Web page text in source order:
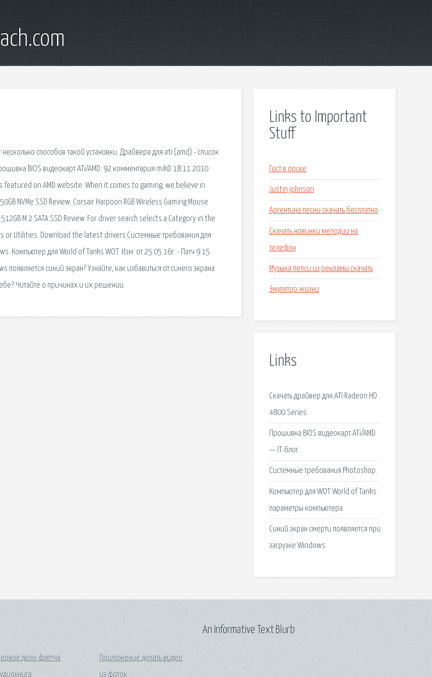
способов такой установки. Драйвера для ati (amd) - список
BIOS видеокарт ATi/AMD: 92 комментария mikD 18.11.2010.
featured on AMD website. When it comes to gaming, we believe in
NVMe SSD Review; Corsair Harpoon RGB Wireless Gaming Mouse
M.2 SATA SSD Review. For driver search selects a Category in the
Utilities. Download the latest drivers Системные требования для
Компьютер для World of Tanks WOT. Изм. от 25.05.16г. - Патч 9.15
появляется синий экран? Узнайте, как избавиться от синего экрана
Читайте о причинах и их решении.
Links to Important
Stuff
Гост в орске
Justin johnson
Аргентина песни скачать бесплатно
Скачать новинки мелодии на
телефон
Музыка пепси из рекламы скачать
Эмулятор жизни
Links
Скачать драйвер для ATI Radeon HD
4800 Series.
Прошивка BIOS видеокарт ATi/AMD
— IT-блог.
Системные требования Photoshop.
Компьютер для WOT World of Tanks
параметры компьютера.
Синий экран смерти появляется при
загрузке Windows.
Первое дело флетча
Приложение делать видео
из фоток
An Informative Text Blurb